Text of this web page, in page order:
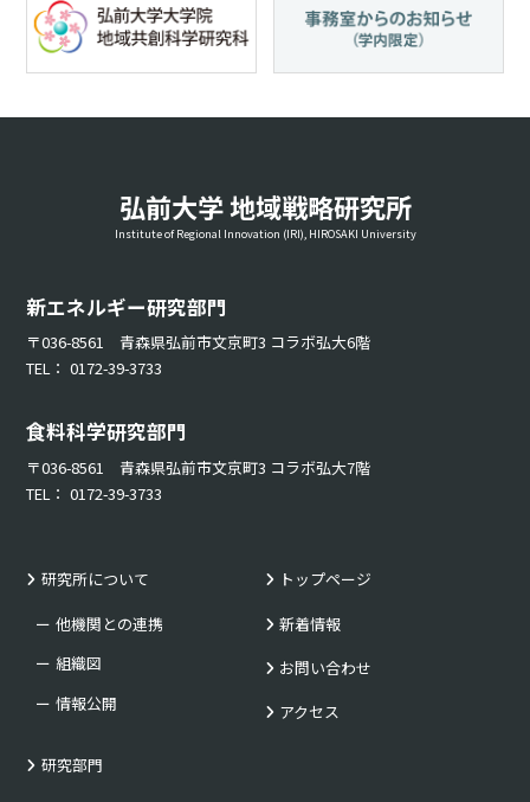
弘前大学 地域戦略研究所
Institute of Regional Innovation (IRI), HIROSAKI University
新エネルギー研究部門
〒036-8561 青森県弘前市文京町3 コラボ弘大6階
TEL： 0172-39-3733
食料科学研究部門
〒036-8561 青森県弘前市文京町3 コラボ弘大7階
TEL： 0172-39-3733
研究所について
他機関との連携
組織図
情報公開
研究部門
トップページ
新着情報
お問い合わせ
アクセス